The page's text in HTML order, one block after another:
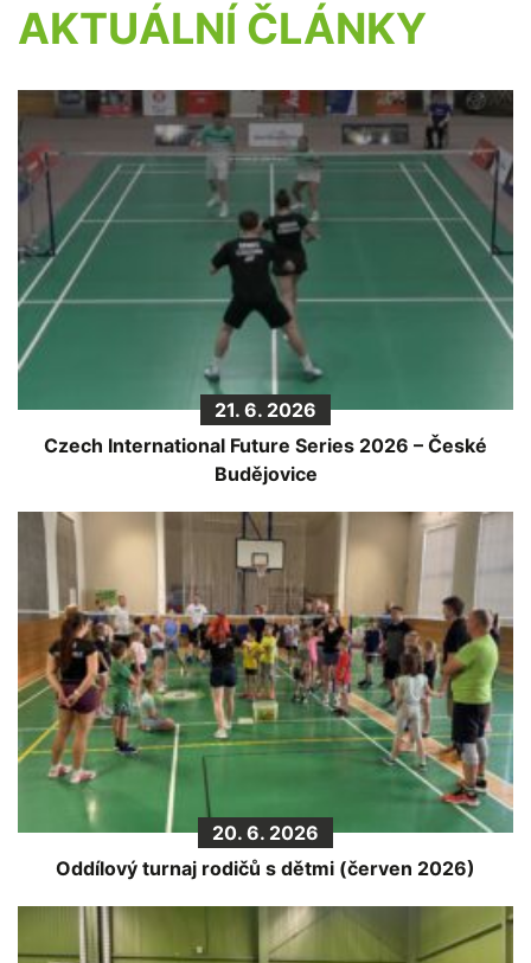
AKTUÁLNÍ ČLÁNKY
21. 6. 2026
Czech International Future Series 2026 – České
Budějovice
20. 6. 2026
Oddílový turnaj rodičů s dětmi (červen 2026)